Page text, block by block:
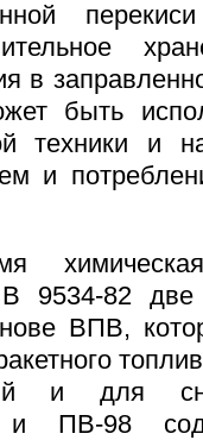
в
быть
техники и
и
9534-82 две
ВПВ,
и для
ПВ-98